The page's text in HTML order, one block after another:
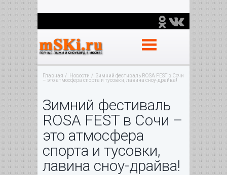
Главная Новости
Зимний фестиваль ROSA FEST в Сочи
– это атмосфера спорта и тусовки, лавина сноу-драйва!
Зимний фестиваль
ROSA FEST в Сочи –
это атмосфера
спорта и тусовки,
лавина сноу-драйва!